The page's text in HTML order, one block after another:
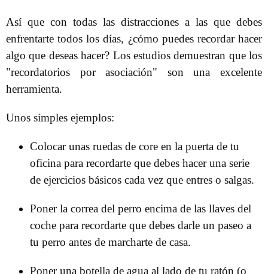
Así que con todas las distracciones a las que debes
enfrentarte todos los días, ¿cómo puedes recordar hacer
algo que deseas hacer? Los estudios demuestran que los
"recordatorios por asociación" son una excelente
herramienta.
Unos simples ejemplos:
Colocar unas ruedas de core en la puerta de tu
oficina para recordarte que debes hacer una serie
de ejercicios básicos cada vez que entres o salgas.
Poner la correa del perro encima de las llaves del
coche para recordarte que debes darle un paseo a
tu perro antes de marcharte de casa.
Poner una botella de agua al lado de tu ratón (o